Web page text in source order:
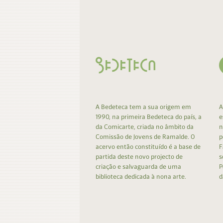
A Bedeteca tem a sua origem em
1990, na primeira Bedeteca do país, a
da Comicarte, criada no âmbito da
Comissão de Jovens de Ramalde. O
acervo então constituído é a base de
partida deste novo projecto de
criação e salvaguarda de uma
biblioteca dedicada à nona arte.